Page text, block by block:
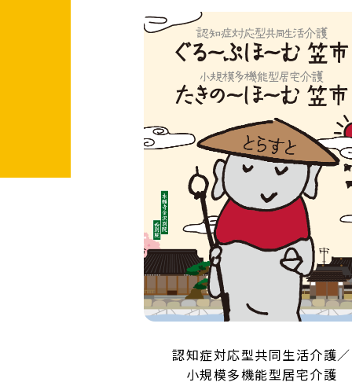
認知症対応型共同生活介護／
小規模多機能型居宅介護